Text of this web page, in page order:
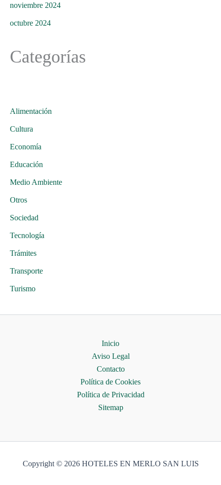
noviembre 2024
octubre 2024
Categorías
Alimentación
Cultura
Economía
Educación
Medio Ambiente
Otros
Sociedad
Tecnología
Trámites
Transporte
Turismo
Inicio
Aviso Legal
Contacto
Política de Cookies
Política de Privacidad
Sitemap
Copyright © 2026 HOTELES EN MERLO SAN LUIS